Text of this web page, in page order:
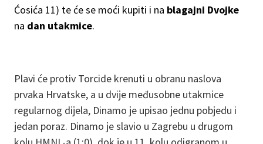
Ćosića 11) te će se moći kupiti i na blagajni Dvojke
na dan utakmice.
Plavi će protiv Torcide krenuti u obranu naslova
prvaka Hrvatske, a u dvije međusobne utakmice
regularnog dijela, Dinamo je upisao jednu pobjedu i
jedan poraz. Dinamo je slavio u Zagrebu u drugom